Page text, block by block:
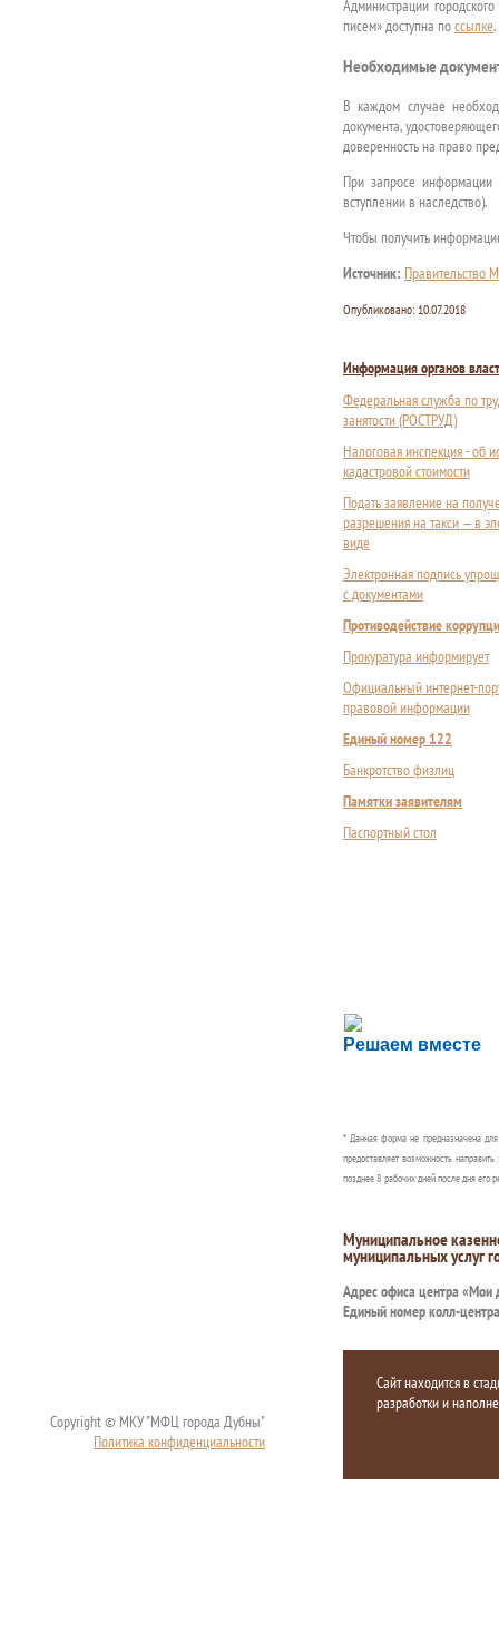
Администрации
писем» доступна поссылке.
Необходимые
В каждом случае
документа,
доверенность на право
При запросе информации
вступлении в наследство).
Чтобы получить
Источник: Правительство
Опубликовано: 10.07.2018
Информация органов
Федеральная служба по
занятости (РОСТРУД)
Налоговая инспекция - об
кадастровой стоимости
Подать заявление на
разрешения на такси — в
виде
Электронная подпись
с документами
Противодействие
Прокуратура информирует
Официальный интернет-
правовой информации
Единый номер 122
Банкротство физлиц
Памятки заявителям
Паспортный стол
Решаем вместе
Сложности с
Сообщите об этом
* Данная форма не предназначена
предоставляет возможность
позднее 8 рабочих дней после дня его
Муниципальное
муниципальных услуг
Адрес офиса центра «Мои
Единый номер колл-
Copyright © МКУ "МФЦ города Дубны"
Политика конфиденциальности
Сайт находится в
разработки и